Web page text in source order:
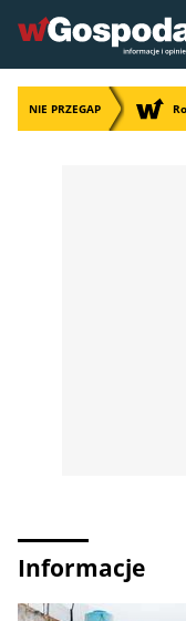
NIE PRZEGAP
Informacje